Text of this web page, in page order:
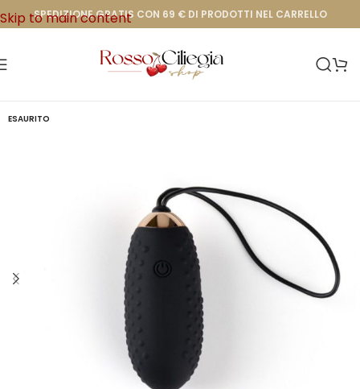
Skip to main content
SPEDIZIONE GRATIS CON 69 € DI PRODOTTI NEL CARRELLO
ESAURITO